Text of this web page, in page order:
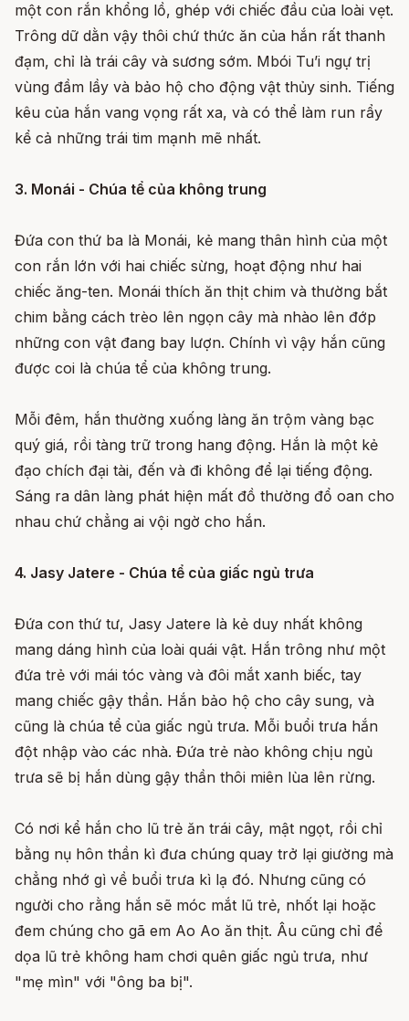
một con rắn khổng lồ, ghép với chiếc đầu của loài vẹt.
Trông dữ dằn vậy thôi chứ thức ăn của hắn rất thanh
đạm, chỉ là trái cây và sương sớm. Mbói Tu’i ngự trị
vùng đầm lầy và bảo hộ cho động vật thủy sinh. Tiếng
kêu của hắn vang vọng rất xa, và có thể làm run rẩy
kể cả những trái tim mạnh mẽ nhất.
3. Monái - Chúa tể của không trung
Đứa con thứ ba là Monái, kẻ mang thân hình của một
con rắn lớn với hai chiếc sừng, hoạt động như hai
chiếc ăng-ten. Monái thích ăn thịt chim và thường bắt
chim bằng cách trèo lên ngọn cây mà nhào lên đớp
những con vật đang bay lượn. Chính vì vậy hắn cũng
được coi là chúa tể của không trung.
Mỗi đêm, hắn thường xuống làng ăn trộm vàng bạc
quý giá, rồi tàng trữ trong hang động. Hắn là một kẻ
đạo chích đại tài, đến và đi không để lại tiếng động.
Sáng ra dân làng phát hiện mất đồ thường đổ oan cho
nhau chứ chẳng ai vội ngờ cho hắn.
4. Jasy Jatere - Chúa tể của giấc ngủ trưa
Đứa con thứ tư, Jasy Jatere là kẻ duy nhất không
mang dáng hình của loài quái vật. Hắn trông như một
đứa trẻ với mái tóc vàng và đôi mắt xanh biếc, tay
mang chiếc gậy thần. Hắn bảo hộ cho cây sung, và
cũng là chúa tể của giấc ngủ trưa. Mỗi buổi trưa hắn
đột nhập vào các nhà. Đứa trẻ nào không chịu ngủ
trưa sẽ bị hắn dùng gậy thần thôi miên lùa lên rừng.
Có nơi kể hắn cho lũ trẻ ăn trái cây, mật ngọt, rồi chỉ
bằng nụ hôn thần kì đưa chúng quay trở lại giường mà
chẳng nhớ gì về buổi trưa kì lạ đó. Nhưng cũng có
người cho rằng hắn sẽ móc mắt lũ trẻ, nhốt lại hoặc
đem chúng cho gã em Ao Ao ăn thịt. Âu cũng chỉ để
dọa lũ trẻ không ham chơi quên giấc ngủ trưa, như
"mẹ mìn" với "ông ba bị".